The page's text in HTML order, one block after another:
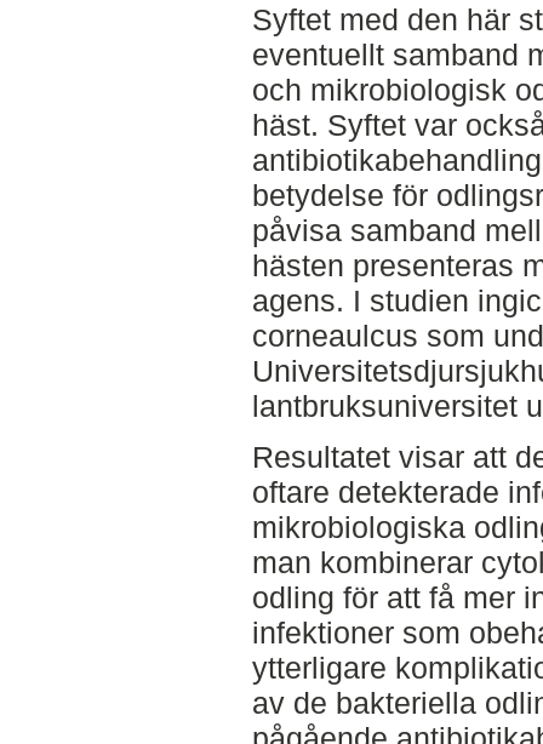
Syftet med den här
eventuellt samband
och mikrobiologisk
häst. Syftet var
betydelse för
påvisa samband
hästen presenteras
agens. I studien
corneaulcus som
lantbruksuniversitet
Resultatet visar att
oftare detekterade
mikrobiologiska
man kombinerar
odling för att få mer
infektioner som
ytterligare
av de bakteriella